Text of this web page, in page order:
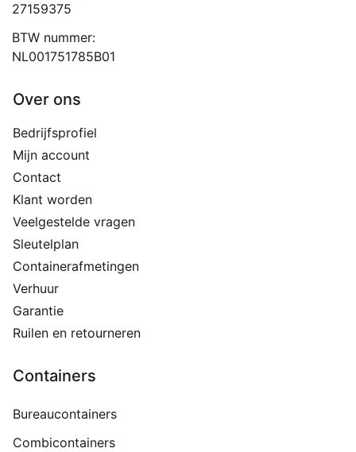
27159375
BTW nummer:
NL001751785B01
Over ons
Bedrijfsprofiel
Mijn account
Contact
Klant worden
Veelgestelde vragen
Sleutelplan
Containerafmetingen
Verhuur
Garantie
Ruilen en retourneren
Containers
Bureaucontainers
Combicontainers